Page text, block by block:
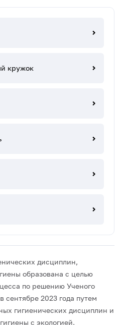
кружок
дисциплин,
образована с целью
по решению Ученого
2023 года путем
гигиенических дисциплин и
с экологией.